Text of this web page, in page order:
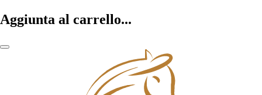
Aggiunta al carrello...